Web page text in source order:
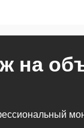
на